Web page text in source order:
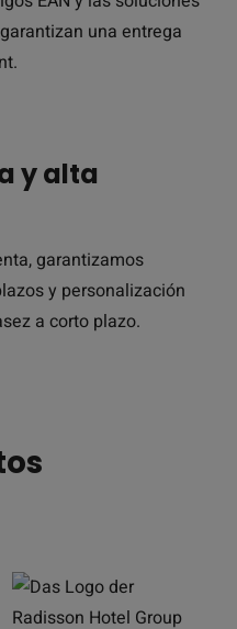
una entrega
y alta
garantizamos
y personalización
a corto plazo.